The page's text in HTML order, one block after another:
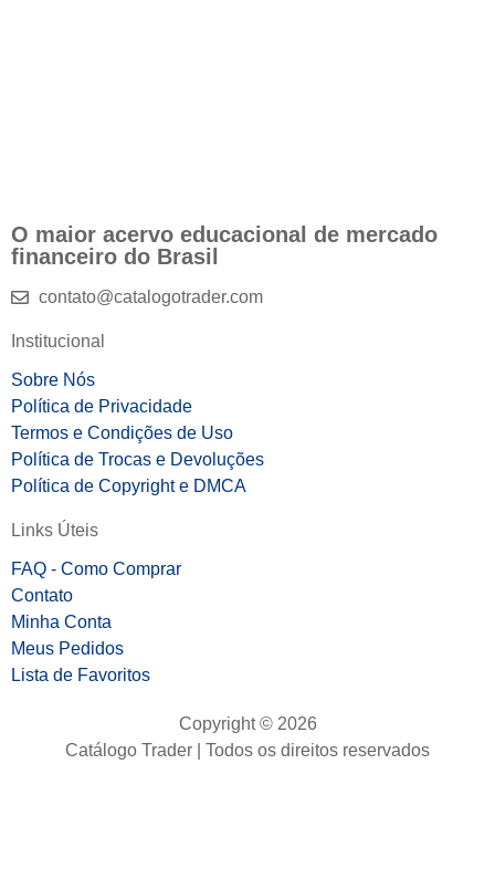
O maior acervo educacional de mercado
financeiro do Brasil
contato@catalogotrader.com
Institucional
Sobre Nós
Política de Privacidade
Termos e Condições de Uso
Política de Trocas e Devoluções
Política de Copyright e DMCA
Links Úteis
FAQ - Como Comprar
Contato
Minha Conta
Meus Pedidos
Lista de Favoritos
Copyright © 2026
Catálogo Trader | Todos os direitos reservados